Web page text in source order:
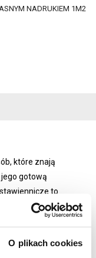
O plikach cookies
NADRUKIEM 1M2
które znają
gotową
to
do